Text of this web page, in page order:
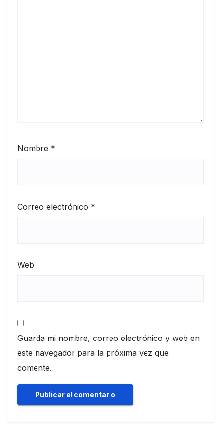
Nombre *
Correo electrónico *
Web
Guarda mi nombre, correo electrónico y web en
este navegador para la próxima vez que
comente.